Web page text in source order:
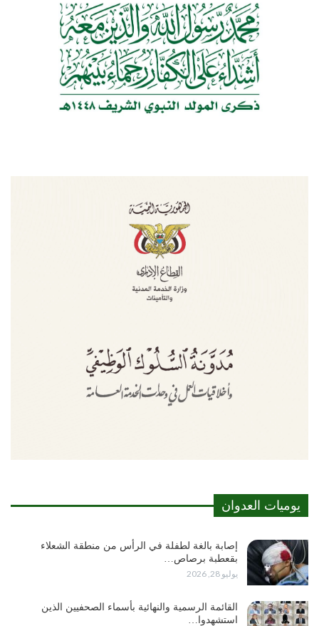
يوميات العدوان
إصابة بالغة لطفلة في الرأس من منطقة الشعلاء
بقعطبة برصاص…
يوليو 28, 2026
القائمة الرسمية والنهائية بأسماء الصحفيين الذين
استشهدوا…